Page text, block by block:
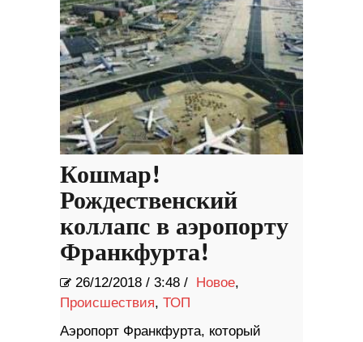
Кошмар!
Рождественский
коллапс в аэропорту
Франкфурта!
26/12/2018 / 3:48 / Новое,
Происшествия, ТОП
Аэропорт Франкфурта, который